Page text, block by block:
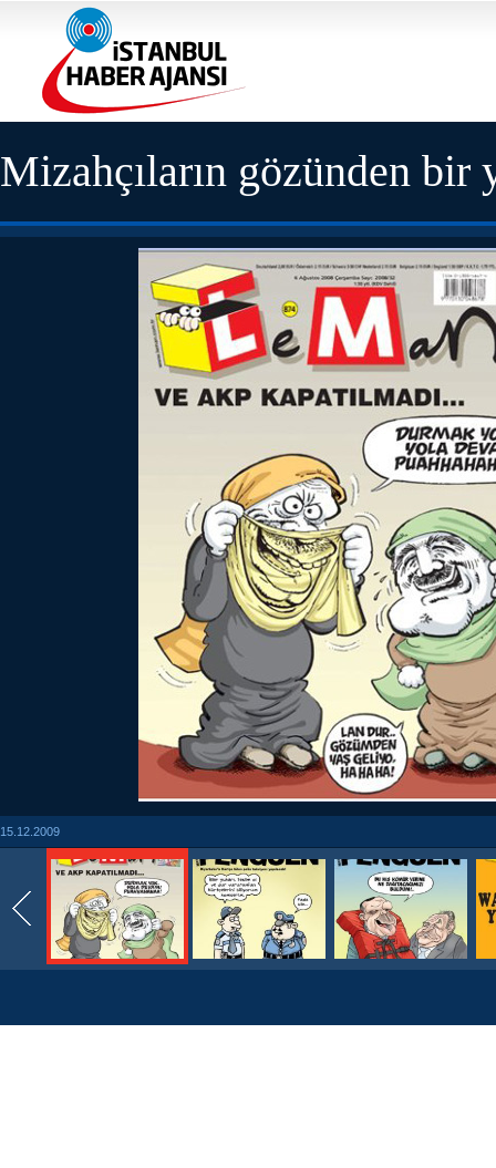
Mizahçıların gözünden bir
15.12.2009